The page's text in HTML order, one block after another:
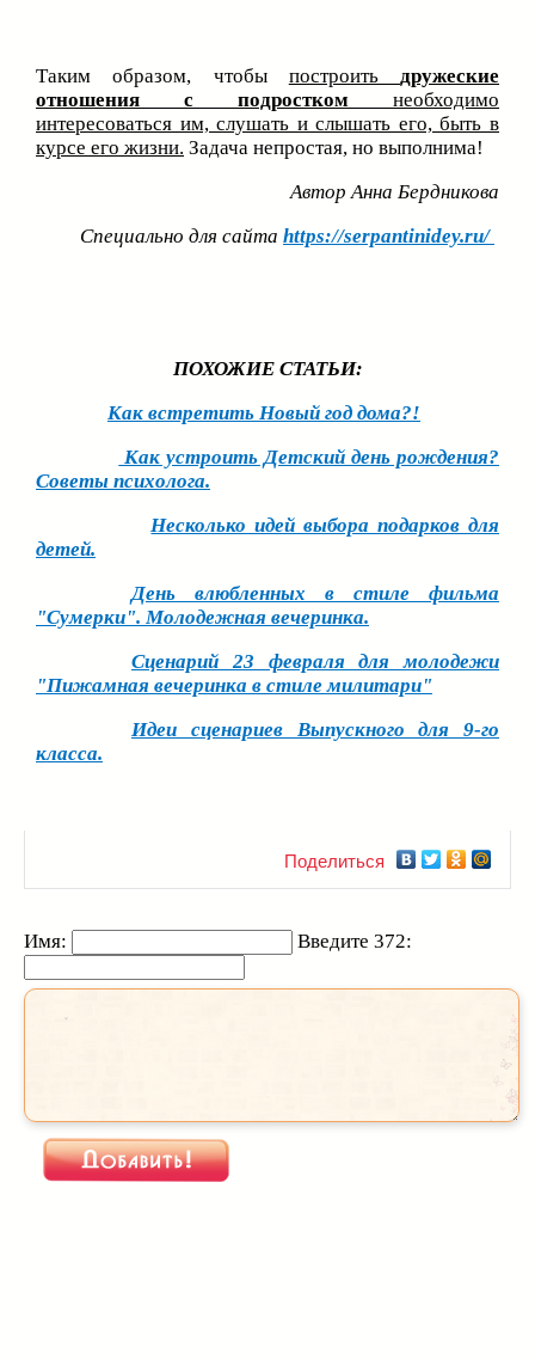
Таким образом, чтобы построить дружеские
отношения с подростком необходимо
интересоваться им, слушать и слышать его, быть в
курсе его жизни. Задача непростая, но выполнима!
Автор Анна Бердникова
Специально для сайта https://serpantinidey.ru/
ПОХОЖИЕ СТАТЬИ:
Как встретить Новый год дома?!
Как устроить Детский день рождения?
Советы психолога.
Несколько идей выбора подарков для
детей.
День влюбленных в стиле фильма
"Сумерки". Молодежная вечеринка.
Сценарий 23 февраля для молодежи
"Пижамная вечеринка в стиле милитари"
Идеи сценариев Выпускного для 9-го
класса.
Поделиться
Имя: Введите 372: